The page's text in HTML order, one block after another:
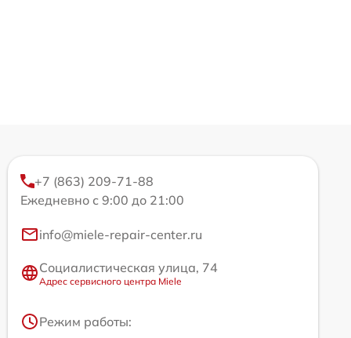
+7 (863) 209-71-88
Ежедневно с 9:00 до 21:00
info@miele-repair-center.ru
Социалистическая улица, 74
Адрес сервисного центра Miele
Режим работы: